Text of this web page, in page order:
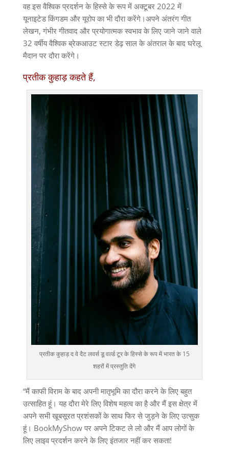
वह इस वैश्विक प्रदर्शन के हिस्से के रूप में अक्टूबर 2022 में
यूनाइटेड किंगडम और यूरोप का भी दौरा करेंगे।अपने अंतरंग गीत
लेखन, गंभीर गीतवाद और प्रयोगात्मक स्वभाव के लिए जाने जाने वाले
32 वर्षीय वैश्विक ब्रेकआउट स्टार डेढ़ साल के अंतराल के बाद घरेलू
मैदान पर दौरा करेंगे।
प्रतीक कुहाड़ कहते हैं,
प्रतीक कुहाड़ द वे दैट लवर्स डू वर्ल्ड टूर के हिस्से के रूप में भारत के 15
शहरों में प्रस्तुति देंगे
“मैं काफी विराम के बाद अपनी मातृभूमि का दौरा करने के लिए बहुत
उत्साहित हूं। यह दौरा मेरे लिए विशेष महत्व का है और मैं इस क्षेत्र में
अपने सभी खूबसूरत प्रशंसकों के साथ फिर से जुड़ने के लिए उत्सुक
हूं। BookMyShow पर अपने टिकट ले लो और मैं आप लोगों के
लिए लाइव प्रदर्शन करने के लिए इंतजार नहीं कर सकता!